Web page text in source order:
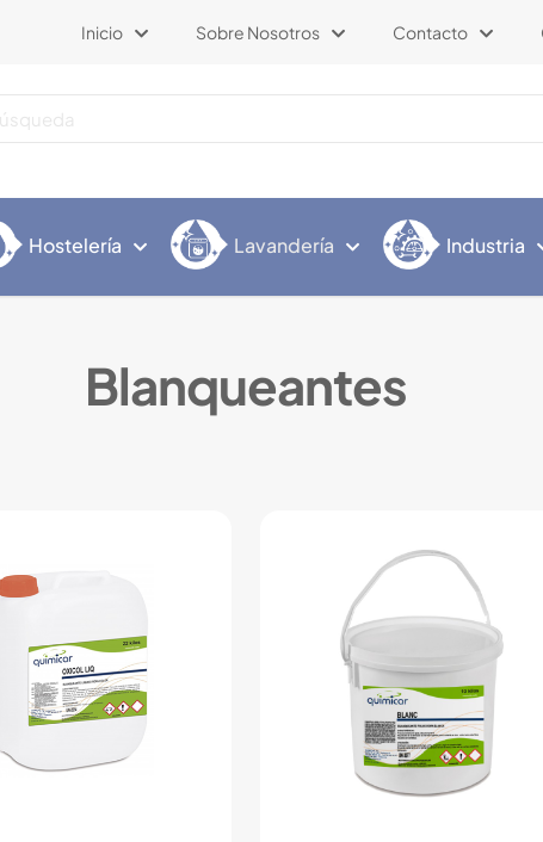
Inicio Sobre Nosotros Contacto
Hostelería Lavandería Industria
Blanqueantes